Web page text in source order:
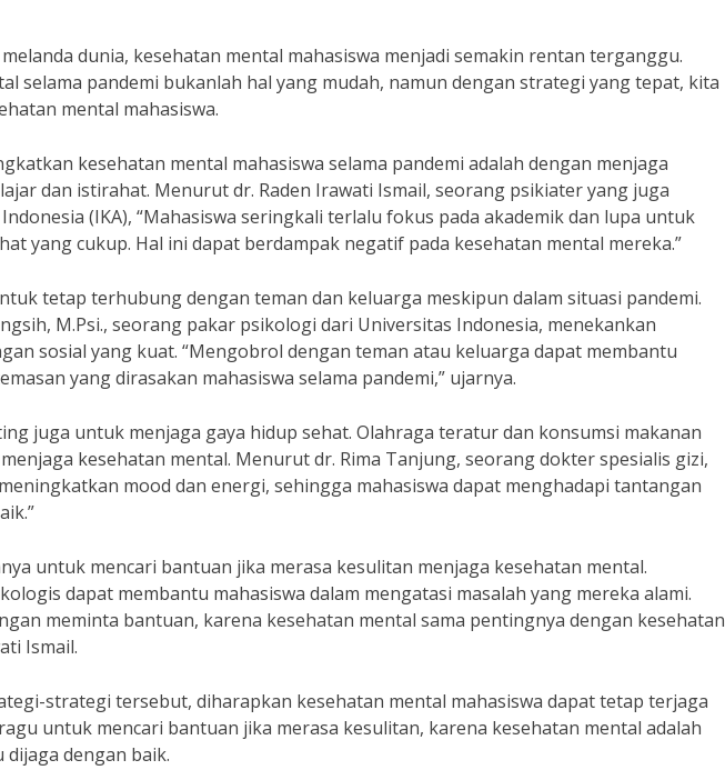
melanda dunia, kesehatan mental mahasiswa menjadi semakin rentan terganggu.
selama pandemi bukanlah hal yang mudah, namun dengan strategi yang tepat, kita
mental mahasiswa.
kesehatan mental mahasiswa selama pandemi adalah dengan menjaga
dan istirahat. Menurut dr. Raden Irawati Ismail, seorang psikiater yang juga
(IKA), “Mahasiswa seringkali terlalu fokus pada akademik dan lupa untuk
yang cukup. Hal ini dapat berdampak negatif pada kesehatan mental mereka.”
tetap terhubung dengan teman dan keluarga meskipun dalam situasi pandemi.
M.Psi., seorang pakar psikologi dari Universitas Indonesia, menekankan
sosial yang kuat. “Mengobrol dengan teman atau keluarga dapat membantu
yang dirasakan mahasiswa selama pandemi,” ujarnya.
juga untuk menjaga gaya hidup sehat. Olahraga teratur dan konsumsi makanan
kesehatan mental. Menurut dr. Rima Tanjung, seorang dokter spesialis gizi,
mood dan energi, sehingga mahasiswa dapat menghadapi tantangan
untuk mencari bantuan jika merasa kesulitan menjaga kesehatan mental.
dapat membantu mahasiswa dalam mengatasi masalah yang mereka alami.
meminta bantuan, karena kesehatan mental sama pentingnya dengan kesehatan
Ismail.
strategi tersebut, diharapkan kesehatan mental mahasiswa dapat tetap terjaga
untuk mencari bantuan jika merasa kesulitan, karena kesehatan mental adalah
dengan baik.